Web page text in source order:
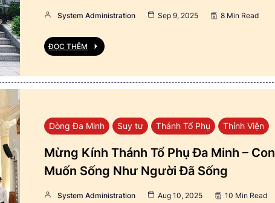
System Administration Sep 9, 2025 8 Min Read
ĐỌC THÊM
Dòng Đa Minh Suy tư Thánh Tổ Phụ Thỉnh Viện
Mừng Kính Thánh Tổ Phụ Đa Minh – Con
Muốn Sống Như Người Đã Sống
System Administration Aug 10, 2025 10 Min Read